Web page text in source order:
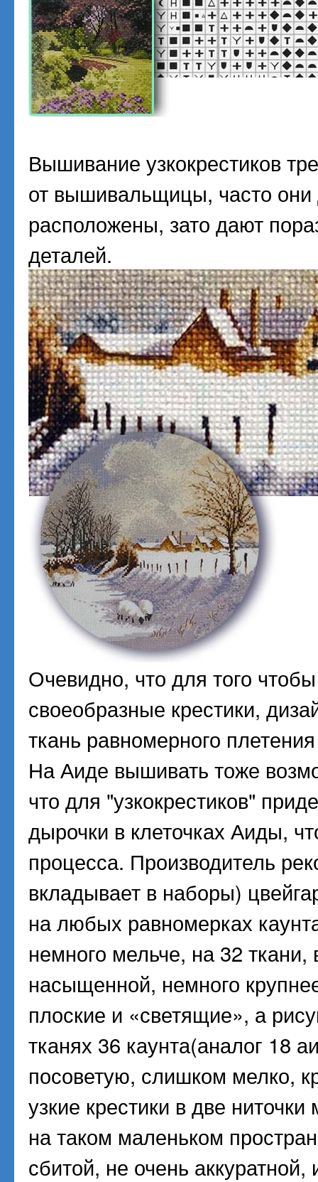
Вышивание узкокрестиков
от вышивальщицы, часто они
расположены, зато дают
деталей.
Очевидно, что для того
своеобразные крестики,
ткань равномерного плетения
На Аиде вышивать тоже
что для "узкокрестиков"
дырочки в клеточках Аиды,
процесса. Производитель
вкладывает в наборы)
на любых равномерках
немного мельче, на 32
насыщенной, немного
плоские и «светящие», а
тканях 36 каунта(аналог 18
посоветую, слишком мелко,
узкие крестики в две
на таком маленьком
сбитой, не очень